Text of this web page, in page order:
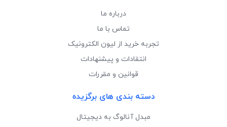
درباره ما
تماس با ما
تجربه خرید از لیون الکترونیک
انتقادات و پیشنهادات
قوانین و مقررات
دسته بندی های برگزیده
مبدل آنالوگ به دیجیتال